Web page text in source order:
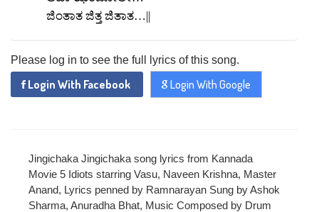
ಜಿಂತಾತ ಜಿತ್ತ ಜಿತಾತ…||
Please log in to see the full lyrics of this song.
Login With Facebook Login With Google
Jingichaka Jingichaka song lyrics from Kannada
Movie 5 Idiots starring Vasu, Naveen Krishna, Master
Anand, Lyrics penned by Ramnarayan Sung by Ashok
Sharma, Anuradha Bhat, Music Composed by Drum